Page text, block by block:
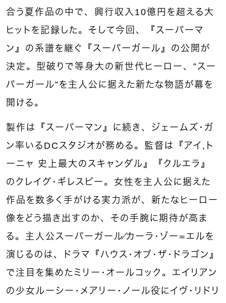
合う夏作品の中で、興行収入10億円を超える大
ヒットを記録した。そして今回、『スーパーマ
ン』の系譜を継ぐ『スーパーガール』の公開が
決定。型破りで等身大の新世代ヒーロー、”スー
パーガール”を主人公に据えた新たな物語が幕を
開ける。
製作は『スーパーマン』に続き、ジェームズ・ガ
ン率いるDCスタジオが務める。監督は『アイ,ト
ーニャ 史上最大のスキャンダル』『クルエラ』
のクレイグ・ギレスピー。女性を主人公に据えた
作品を数多く手がける実力派が、新たなヒーロー
像をどう描き出すのか、その手腕に期待が高ま
る。主人公スーパーガール／カーラ・ゾー＝エルを
演じるのは、ドラマ『ハウス・オブ・ザ・ドラゴン』
で注目を集めたミリー・オールコック。エイリアン
の少女ルーシー・メアリー・ノール役にイヴ・リドリ